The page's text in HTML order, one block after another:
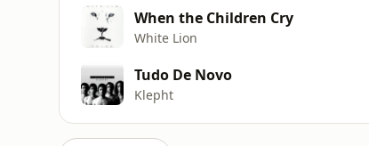
When the Children Cry
White Lion
Tudo De Novo
Klepht